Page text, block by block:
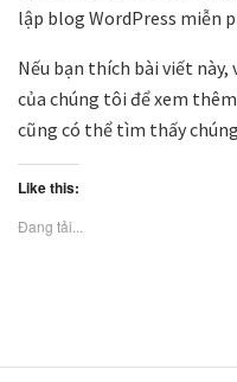
lập blog WordPress miễn
Nếu bạn thích bài viết
của chúng tôi để xem
cũng có thể tìm thấy
Like this:
Đang tải...